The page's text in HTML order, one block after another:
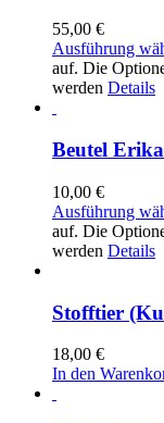
55,00 €
Ausführung
auf. Die
werden Details
Beutel
10,00 €
Ausführung
auf. Die
werden Details
Stofftier
18,00 €
In den